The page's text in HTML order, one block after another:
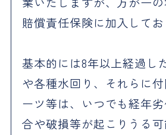
賠償責任保険に加入してお
基本的には8年以上経過し
や各種水回り、それらに
ーツ等は、いつでも経年
合や破損等が起こりうる